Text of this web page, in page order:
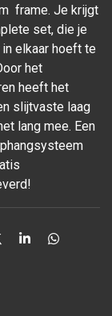
frame. Je krijgt
set, die je
elkaar hoeft te
het
heeft het
slijtvaste laag
lang mee. Een
S
D